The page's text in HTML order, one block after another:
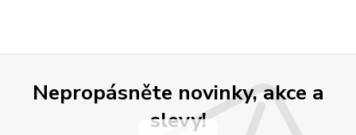
Nepropásněte novinky, akce a
slevy!